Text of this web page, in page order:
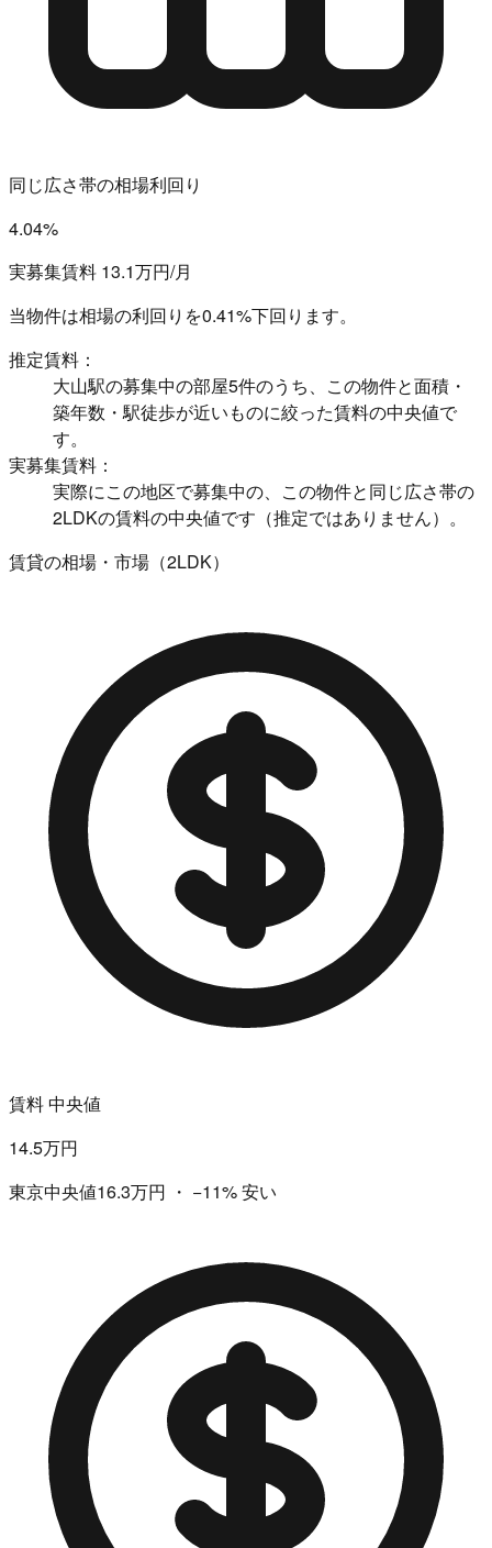
同じ広さ帯の相場利回り
4.04%
実募集賃料 13.1万円/月
当物件は相場の利回りを0.41%下回ります。
推定賃料：
大山駅の募集中の部屋5件のうち、この物件と面積・
築年数・駅徒歩が近いものに絞った賃料の中央値で
す。
実募集賃料：
実際にこの地区で募集中の、この物件と同じ広さ帯の
2LDKの賃料の中央値です（推定ではありません）。
賃貸の相場・市場（2LDK）
賃料 中央値
14.5万円
東京中央値16.3万円 ・ −11%安い